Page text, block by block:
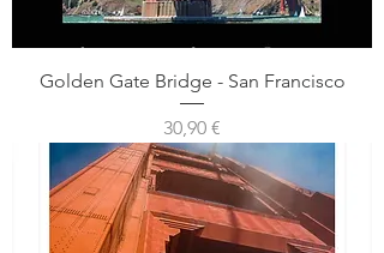
Golden Gate Bridge - San Francisco
Prix
30,90 €